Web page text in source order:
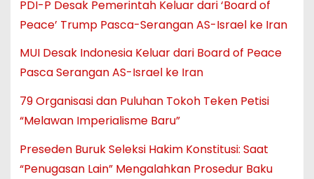
PDI-P Desak Pemerintah Keluar dari ‘Board of
Peace’ Trump Pasca-Serangan AS-Israel ke Iran
MUI Desak Indonesia Keluar dari Board of Peace
Pasca Serangan AS-Israel ke Iran
79 Organisasi dan Puluhan Tokoh Teken Petisi
“Melawan Imperialisme Baru”
Preseden Buruk Seleksi Hakim Konstitusi: Saat
“Penugasan Lain” Mengalahkan Prosedur Baku